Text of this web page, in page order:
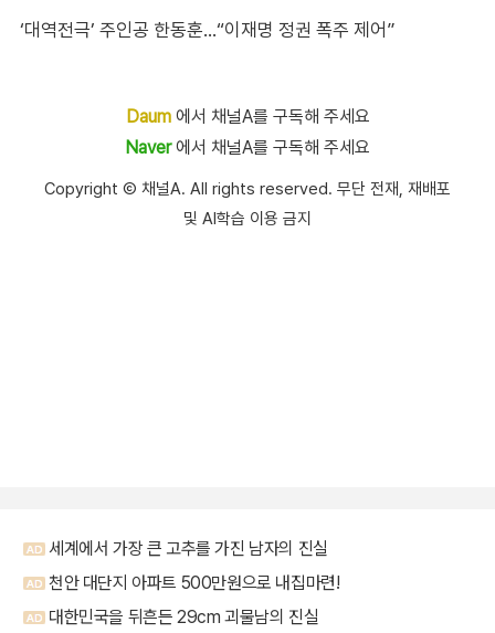
‘대역전극’ 주인공 한동훈…“이재명 정권 폭주 제어”
Daum에서 채널A를 구독해 주세요
Naver에서 채널A를 구독해 주세요
Copyright Ⓒ 채널A. All rights reserved. 무단 전재, 재배포
및 AI학습 이용 금지